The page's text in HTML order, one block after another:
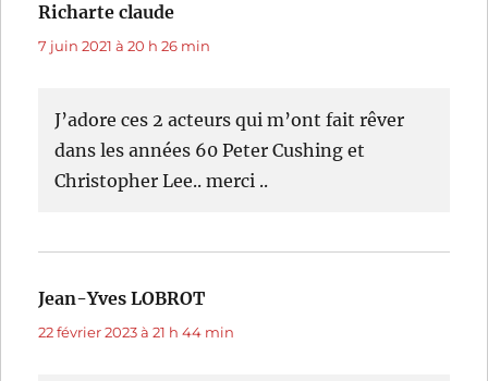
Richarte claude
7 juin 2021 à 20 h 26 min
J’adore ces 2 acteurs qui m’ont fait rêver
dans les années 60 Peter Cushing et
Christopher Lee.. merci ..
Jean-Yves LOBROT
22 février 2023 à 21 h 44 min